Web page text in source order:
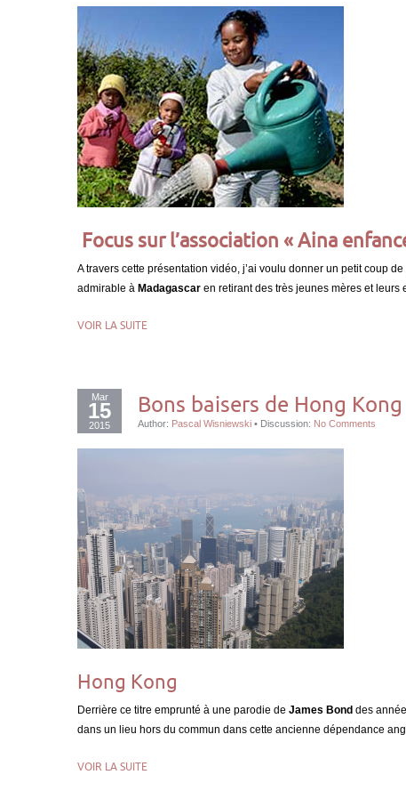
Focus sur l’association « Aina
A travers cette présentation vidéo, j’ai voulu donner un petit coup
admirable à Madagascar en retirant des très jeunes mères et leurs
VOIR LA SUITE
Mar
15
2015
Bons baisers de Hong Kong
Author: Pascal Wisniewski • Discussion: No Comments
Hong Kong
Derrière ce titre emprunté à une parodie de James Bond des
dans un lieu hors du commun dans cette ancienne dépendance
VOIR LA SUITE